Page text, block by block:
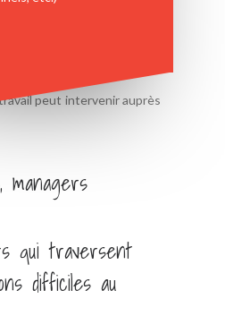
peut intervenir auprès
managers
qui traversent
difficiles au